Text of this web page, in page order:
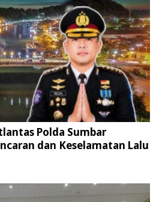
Polda Sumbar
dan Keselamatan Lalu